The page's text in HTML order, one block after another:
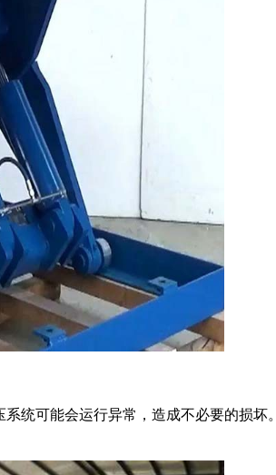
统可能会运行异常，造成不必要的损坏。